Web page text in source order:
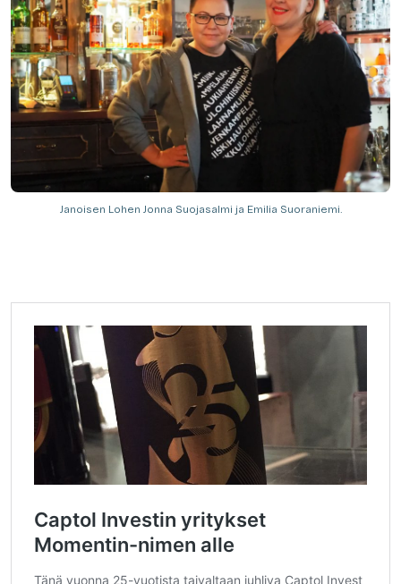
Janoisen Lohen Jonna Suojasalmi ja Emilia Suoraniemi.